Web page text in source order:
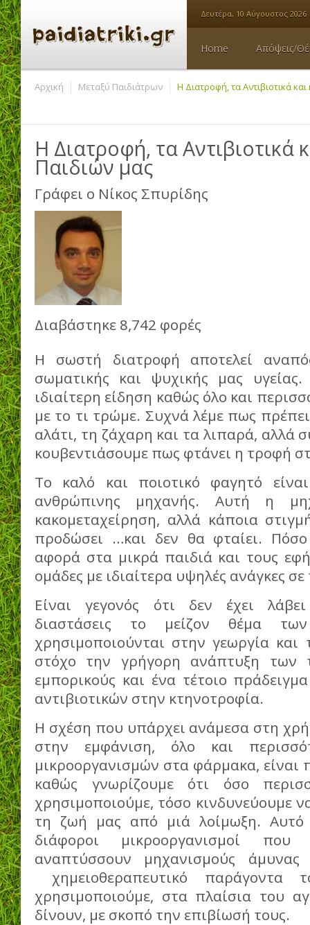
Δευτέρα, 10 Αύγουστος 2026
Home Απόψεις/
Αρχική Μεταξύ Παιδιάτρων H Διατροφή, τα Αντιβιοτικά
H Διατροφή, τα Αντιβιοτικά
Παιδιών μας
Γράφει ο Νίκος Σπυρίδης
Διαβάστηκε 8,742 φορές
Η σωστή διατροφή αποτελεί
σωματικής και ψυχικής μας
ιδιαίτερη είδηση καθώς όλο και
με το τι τρώμε. Συχνά λέμε πως
αλάτι, τη ζάχαρη και τα λιπαρά, αλλά
κουβεντιάσουμε πως φτάνει η τροφή
Το καλό και ποιοτικό φαγητό
ανθρώπινης μηχανής. Αυτή η
κακομεταχείρηση, αλλά κάποια
προδώσει …και δεν θα φταίει.
αφορά στα μικρά παιδιά και τους
ομάδες με ιδιαίτερα υψηλές ανάγκες
Είναι γεγονός ότι δεν έχει
διαστάσεις το μείζον θέμα
χρησιμοποιούνται στην γεωργία και
στόχο την γρήγορη ανάπτυξη των
εμπορικούς και ένα τέτοιο
αντιβιοτικών στην κτηνοτροφία.
Η σχέση που υπάρχει ανάμεσα στη
στην εμφάνιση, όλο και
μικροοργανισμών στα φάρμακα, είναι
καθώς γνωρίζουμε ότι όσο
χρησιμοποιούμε, τόσο κινδυνεύουμε
τη ζωή μας από μιά λοίμωξη. Αυτό
διάφοροι μικροοργανισμοί που
αναπτύσσουν μηχανισμούς
χημειοθεραπευτικό παράγοντα
χρησιμοποιούμε, στα πλαίσια του
δίνουν, με σκοπό την επιβίωσή τους.